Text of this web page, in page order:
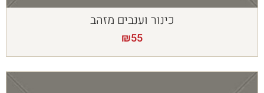
כינור וענבים מזהב
₪55